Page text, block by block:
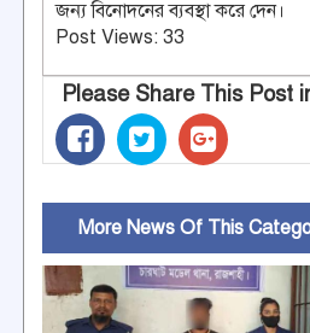
জন্য বিনোদনের ব্যবস্থা করে দেন।
Post Views: 33
Please Share This Post
More News Of This